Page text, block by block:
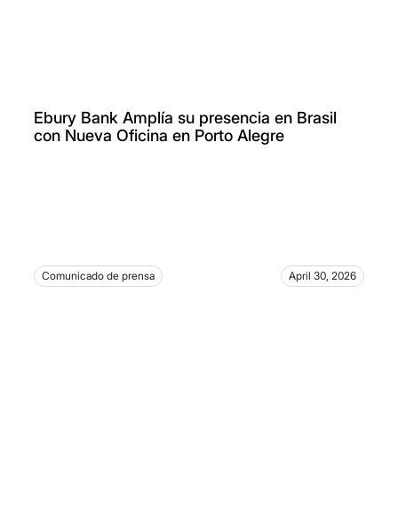
Ebury Bank Amplía su presencia en Brasil
con Nueva Oficina en Porto Alegre
Comunicado de prensa April 30, 2026